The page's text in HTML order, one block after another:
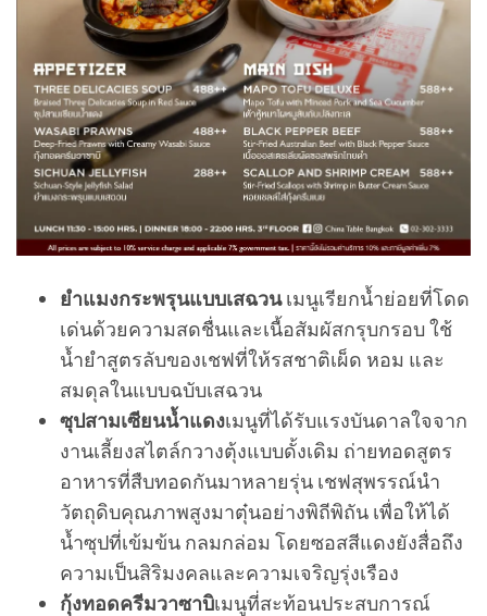
ยำแมงกระพรุนแบบเสฉวนเมนูเรียกน้ำย่อยที่โดด
เด่นด้วยความสดชื่นและเนื้อสัมผัสกรุบกรอบ ใช้
น้ำยำสูตรลับของเชฟที่ให้รสชาติเผ็ด หอม และ
สมดุลในแบบฉบับเสฉวน
ซุปสามเซียนน้ำแดงเมนูที่ได้รับแรงบันดาลใจจาก
งานเลี้ยงสไตล์กวางตุ้งแบบดั้งเดิม ถ่ายทอดสูตร
อาหารที่สืบทอดกันมาหลายรุ่น เชฟสุพรรณ์นำ
วัตถุดิบคุณภาพสูงมาตุ๋นอย่างพิถีพิถัน เพื่อให้ได้
น้ำซุปที่เข้มข้น กลมกล่อม โดยซอสสีแดงยังสื่อถึง
ความเป็นสิริมงคลและความเจริญรุ่งเรือง
กุ้งทอดครีมวาซาบิเมนูที่สะท้อนประสบการณ์